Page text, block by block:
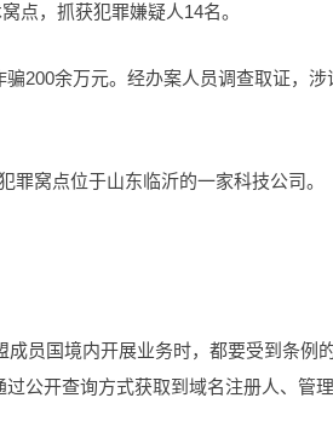
点，抓获犯罪嫌疑人14名。
200余万元。经办案人员调查取证，涉
窝点位于山东临沂的一家科技公司。
员国境内开展业务时，都要受到条例
公开查询方式获取到域名注册人、管